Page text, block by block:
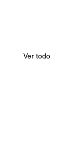
Ver todo